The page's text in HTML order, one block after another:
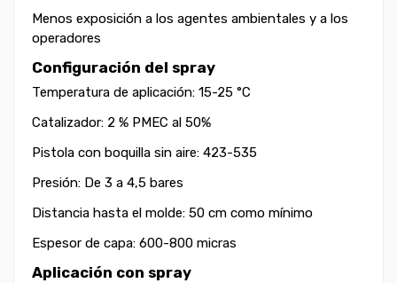
Menos exposición a los agentes ambientales y a los
operadores
Configuración del spray
Temperatura de aplicación: 15-25 °C
Catalizador: 2 % PMEC al 50%
Pistola con boquilla sin aire: 423-535
Presión: De 3 a 4,5 bares
Distancia hasta el molde: 50 cm como mínimo
Espesor de capa: 600-800 micras
Aplicación con spray